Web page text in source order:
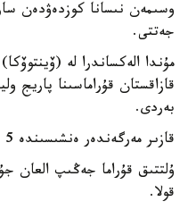
وسىمەن نىسانا كوزدەۋدەن
جەتتى.
مۇندا الەكساندرا لە
قازاقستان قۇراماسىنا پاريج
بەردى.
قازىر مەرگەندەر ەنشىسىندە 5 جولداما بار.
قولا.